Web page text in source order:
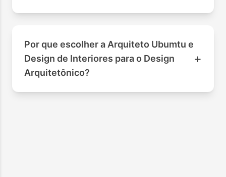
Por que escolher a Arquiteto Ubumtu e
Design de Interiores para o Design
Arquitetônico?
+